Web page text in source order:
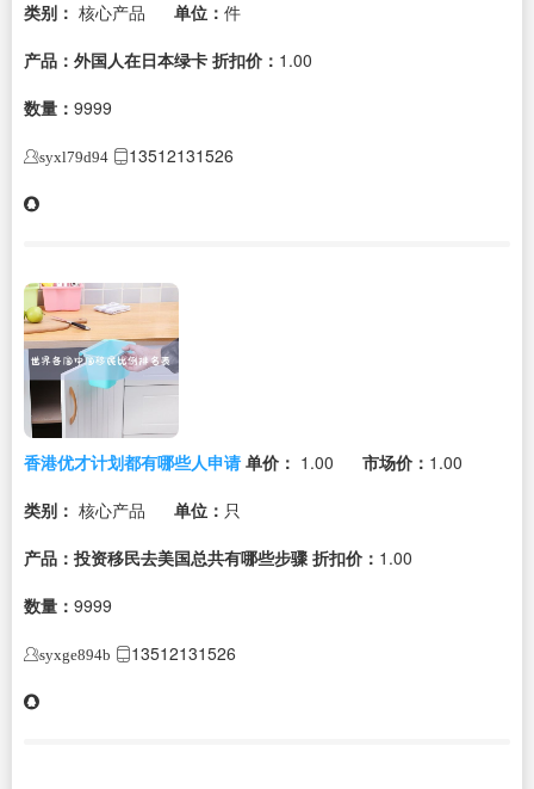
类别： 核心产品 单位： 件
产品：外国人在日本绿卡 折扣价： 1.00
数量： 9999
syxl79d94 13512131526
香港优才计划都有哪些人申请 单价： 1.00 市场价： 1.00
类别： 核心产品 单位： 只
产品：投资移民去美国总共有哪些步骤 折扣价： 1.00
数量： 9999
syxge894b 13512131526